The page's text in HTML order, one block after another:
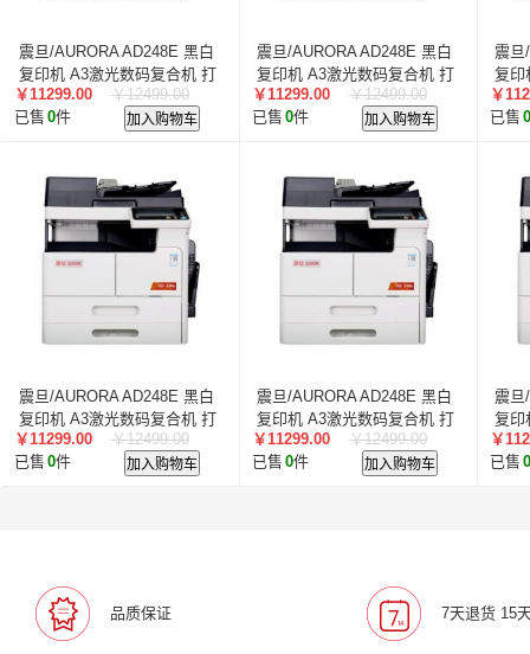
宝利通/POLYCOM
HGtoner 南天/Nantian
华凌
航天706
天玥 曙光/Sugon 超越申泰
超越/
永亚普信
普印力 仟井/THKOM 卡萨帝
方正
金光
荣大 华录/Hualu
视美乐/SEEMILE
致钛/ZhiTai
爱墨 ASUS/华硕
金晟
光阵/LiteArray 优品谊印
德顺/DESHUN
威尔信 麦盾
奥兰德
博思得/POSTEK 中孚信息
BOE
中雪/ZHONGXUE 山泽/Samzhe
盛林海浪
松京 火绒安全 中群信安
森宝/
中兴/ZTE
恒安捷/HENGANJIE 爱意/AEE
爱胜
天章韵
世纪天章 天阳 联盛蓝叶
信果科技
震旦/AURORA AD248E 黑白
复印机 A3激光数码复合机 打
印/复印/扫描 主机+输搞器+双
纸盒
￥11299.00
￥12499.00
已售 0件 加入购物车
震旦/AURORA AD248E 黑白
复印机 A3激光数码复合机 打
印/复印/扫描 主机+输搞器+双
纸盒
￥11299.00
￥12499.00
已售 0件 加入购物车
震旦
复印
印/
纸盒
￥
已售 0
震旦/AURORA AD248E 黑白
复印机 A3激光数码复合机 打
印/复印/扫描 主机+输搞器+双
纸盒
￥11299.00
￥12499.00
已售 0件 加入购物车
震旦/AURORA AD248E 黑白
复印机 A3激光数码复合机 打
印/复印/扫描 主机+输搞器+双
纸盒
￥11299.00
￥12499.00
已售 0件 加入购物车
震旦
复印
印/
纸盒
￥
已售 0
品质保证 7天退货 15